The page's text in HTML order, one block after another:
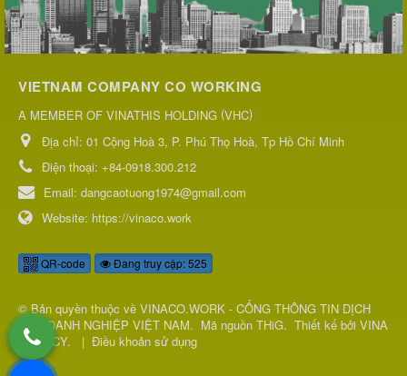
VIETNAM COMPANY CO WORKING
A MEMBER OF VINATHIS HOLDING (VHC)
Địa chỉ: 01 Cộng Hoà 3, P. Phú Thọ Hoà, Tp Hồ Chí Minh
Điện thoại: +84-0918.300.212
Email: dangcaotuong1974@gmail.com
Website: https://vinaco.work
QR-code Đang truy cập: 525
© Bản quyền thuộc về VINACO.WORK - CỔNG THÔNG TIN DỊCH
VỤ DOANH NGHIỆP VIỆT NAM. Mã nguồn THiG. Thiết kế bởi VINA
AGENCY. | Điều khoản sử dụng